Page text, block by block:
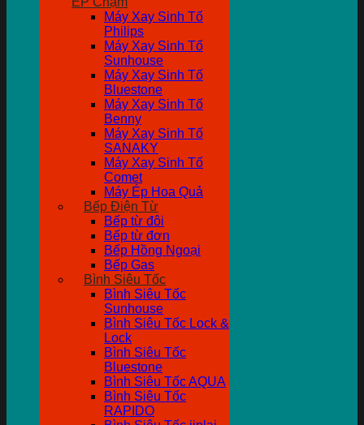
Máy Xay Sinh Tố
Philips
Máy Xay Sinh Tố
Sunhouse
Máy Xay Sinh Tố
Bluestone
Máy Xay Sinh Tố
Benny
Máy Xay Sinh Tố
SANAKY
Máy Xay Sinh Tố
Comet
Máy Ép Hoa Quả
Bếp Điện Từ
Bếp từ đôi
Bếp từ đơn
Bếp Hồng Ngoại
Bếp Gas
Bình Siêu Tốc
Bình Siêu Tốc
Sunhouse
Bình Siêu Tốc Lock &
Lock
Bình Siêu Tốc
Bluestone
Bình Siêu Tốc AQUA
Bình Siêu Tốc
RAPIDO